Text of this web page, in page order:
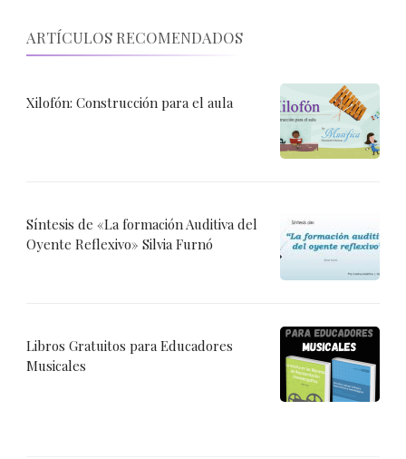
ARTÍCULOS RECOMENDADOS
Xilofón: Construcción para el aula
Síntesis de «La formación Auditiva del
Oyente Reflexivo» Silvia Furnó
Libros Gratuitos para Educadores
Musicales